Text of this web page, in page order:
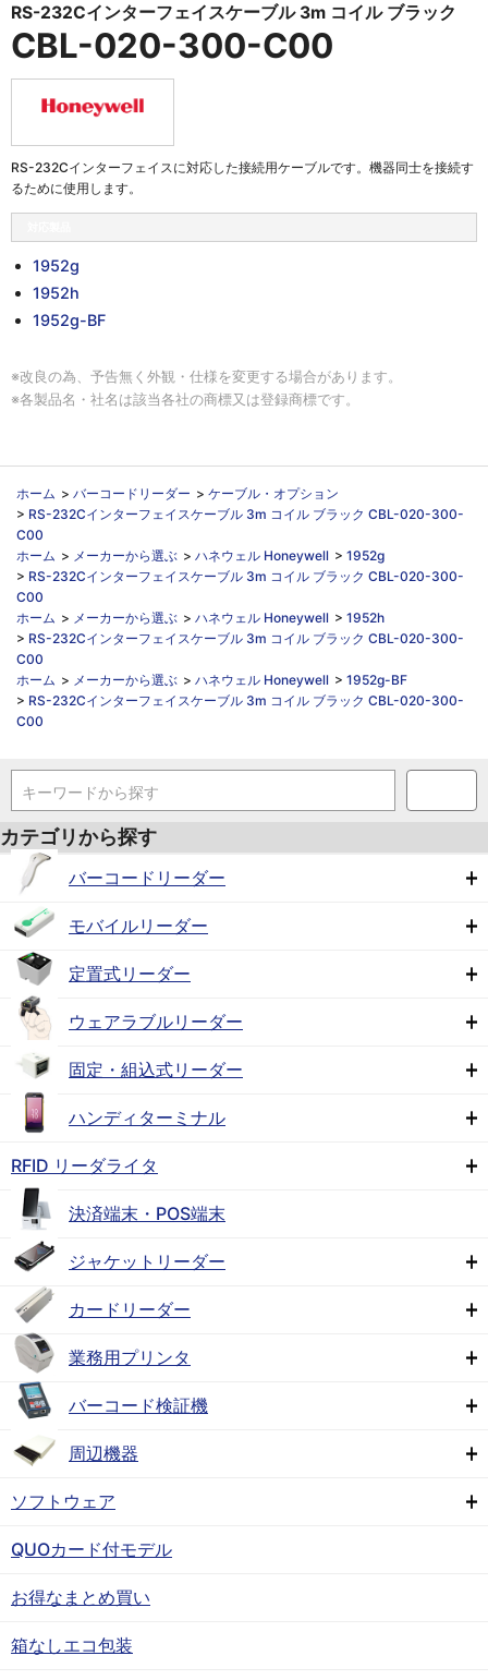
RS-232Cインターフェイスケーブル 3m コイル ブラック
CBL-020-300-C00
RS-232Cインターフェイスに対応した接続用ケーブルです。機器同士を接続す
るために使用します。
1952g
1952h
1952g-BF
※改良の為、予告無く外観・仕様を変更する場合があります。
※各製品名・社名は該当各社の商標又は登録商標です。
ホーム > バーコードリーダー > ケーブル・オプション
> RS-232Cインターフェイスケーブル 3m コイル ブラック CBL-020-300-
C00
ホーム > メーカーから選ぶ > ハネウェル Honeywell > 1952g
> RS-232Cインターフェイスケーブル 3m コイル ブラック CBL-020-300-
C00
ホーム > メーカーから選ぶ > ハネウェル Honeywell > 1952h
> RS-232Cインターフェイスケーブル 3m コイル ブラック CBL-020-300-
C00
ホーム > メーカーから選ぶ > ハネウェル Honeywell > 1952g-BF
> RS-232Cインターフェイスケーブル 3m コイル ブラック CBL-020-300-
C00
キーワードから探す
カテゴリから探す
バーコードリーダー
モバイルリーダー
定置式リーダー
ウェアラブルリーダー
固定・組込式リーダー
ハンディターミナル
RFID リーダライタ
決済端末・POS端末
ジャケットリーダー
カードリーダー
業務用プリンタ
バーコード検証機
周辺機器
ソフトウェア
QUOカード付モデル
お得なまとめ買い
箱なしエコ包装